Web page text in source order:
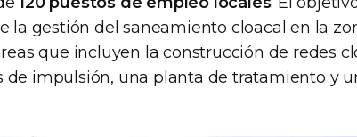
la gestión del saneamiento cloacal en la
que incluyen la construcción de redes
de impulsión, una planta de tratamiento y